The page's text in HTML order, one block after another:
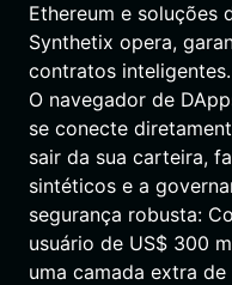
Ethereum e soluções
Synthetix opera,
contratos
O navegador de
se conecte
sair da sua carteira,
sintéticos e a
segurança robusta:
usuário de US$ 300
uma camada extra